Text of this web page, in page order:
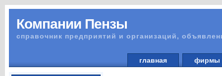
Компании Пензы
справочник предприятий и организаций,
главная